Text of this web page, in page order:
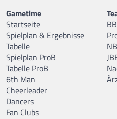
Gametime
Startseite
Spielplan & Ergebnisse
Tabelle
Spielplan ProB
Tabelle ProB
6th Man
Cheerleader
Dancers
Fan Clubs